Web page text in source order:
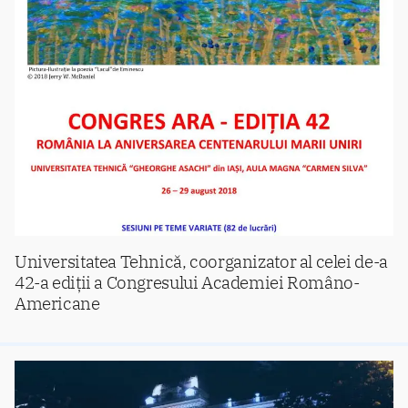
Universitatea Tehnică, coorganizator al celei de-a
42-a ediții a Congresului Academiei Româno-
Americane